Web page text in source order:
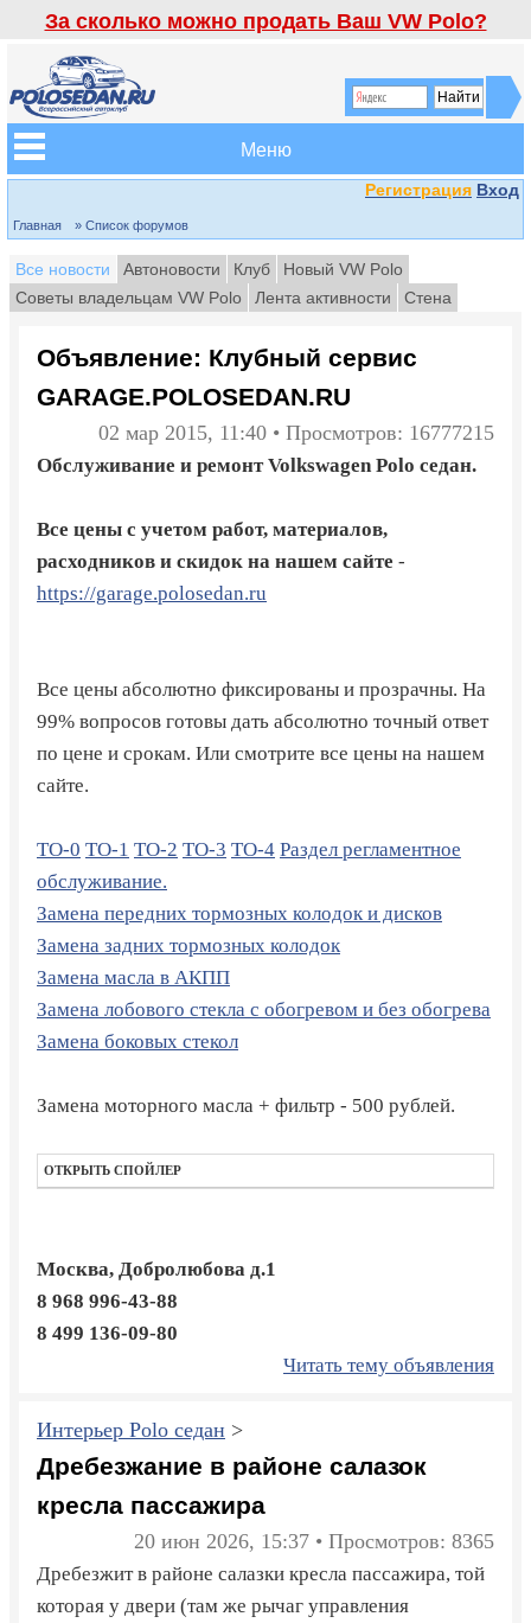
За сколько можно продать Ваш VW Polo?
Меню
Регистрация Вход
Главная » Список форумов
Все новости Автоновости Клуб
Новый VW Polo
Советы владельцам VW Polo
Лента активности Стена
Объявление: Клубный сервис
GARAGE.POLOSEDAN.RU
02 мар 2015, 11:40 • Просмотров: 16777215
Обслуживание и ремонт Volkswagen Polo седан.
Все цены с учетом работ, материалов,
расходников и скидок на нашем сайте -
https://garage.polosedan.ru
Все цены абсолютно фиксированы и прозрачны. На
99% вопросов готовы дать абсолютно точный ответ
по цене и срокам. Или смотрите все цены на нашем
сайте.
ТО-0 ТО-1 ТО-2 ТО-3 ТО-4 Раздел регламентное
обслуживание.
Замена передних тормозных колодок и дисков
Замена задних тормозных колодок
Замена масла в АКПП
Замена лобового стекла с обогревом и без обогрева
Замена боковых стекол
Замена моторного масла + фильтр - 500 рублей.
ОТКРЫТЬ СПОЙЛЕР
Москва, Добролюбова д.1
8 968 996-43-88
8 499 136-09-80
Читать тему объявления
Интерьер Polo седан >
Дребезжание в районе салазок
кресла пассажира
20 июн 2026, 15:37 • Просмотров: 8365
Дребезжит в районе салазки кресла пассажира, той
которая у двери (там же рычаг управления